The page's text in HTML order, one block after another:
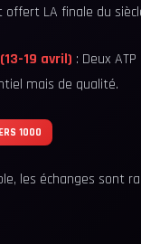
LA finale du
19 avril) : Deux
mais de qualité.
1000
les échanges sont